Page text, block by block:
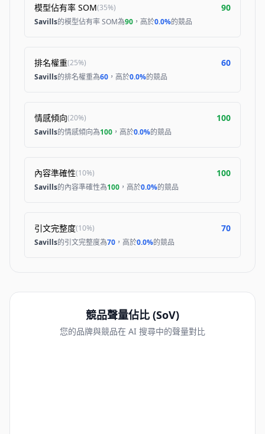
模型佔有率 SOM(35%) 90
Savills的模型佔有率 SOM為90 ，高於0.0%的競品
排名權重(25%) 60
Savills的排名權重為60 ，高於0.0%的競品
情感傾向(20%) 100
Savills的情感傾向為100 ，高於0.0%的競品
內容準確性(10%) 100
Savills的內容準確性為100 ，高於0.0%的競品
引文完整度(10%) 70
Savills的引文完整度為70 ，高於0.0%的競品
競品聲量佔比 (SoV)
您的品牌與競品在 AI 搜尋中的聲量對比